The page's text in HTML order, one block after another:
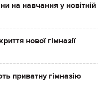
на навчання у новітній
нової гімназії
приватну гімназію